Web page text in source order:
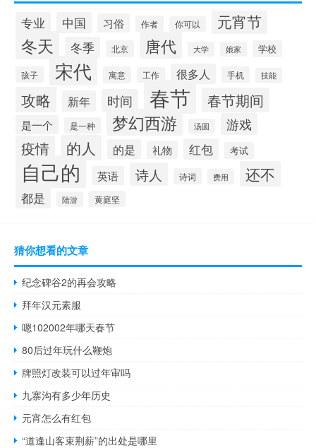
专业 中国 习俗 作者 你可以 元宵节
冬天 冬季 北京 唐代 大学 娘家 学校
孩子 宋代 寓意 工作 很多人 手机 技能
攻略 新年 时间 春节 春节期间
是一个 是一种 梦幻西游 汤圆 游戏
疫情 的人 的是 礼物 红包 考试
自己的 英语 诗人 诗词 费用 还不
都是 陆游 黄庭坚
猜你想看的文章
纪念碑谷2的再会攻略
拜年汉元素服
嗯102002年哪天春节
80后过年玩什么鞭炮
牌照灯改装可以过年审吗
九寨沟有多少年历史
元宵怎么有红包
“道逢山客束荆薪”的出处是哪里